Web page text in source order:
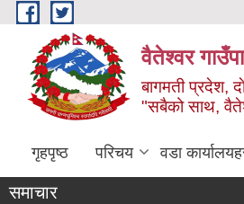
Skip to main content
वैतेश्वर
बागमती प्रदेश,
"सबैको साथ,
गृहपृष्ठ परिचय वडा
समाचार